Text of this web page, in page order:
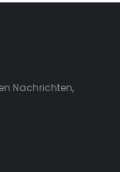
Nachrichten,